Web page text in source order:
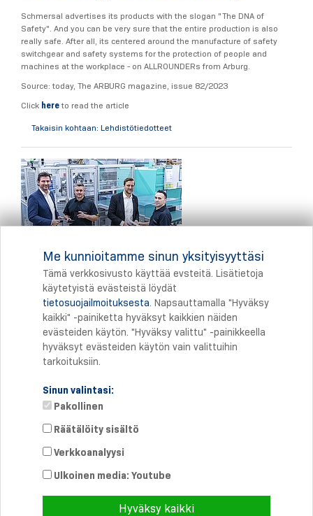
Schmersal advertises its products with the slogan "The DNA of
Safety". And you can be very sure that the entire production is also
really safe. After all, its centered around the manufacture of safety
switchgear and safety systems for the protection of people and
machines at the workplace - on ALLROUNDERs from Arburg.
Source: today, The ARBURG magazine, issue 82/2023
Click hereto read the article
Takaisin kohtaan: Lehdistötiedotteet
Tulostus
Suora yhteys
Puhelin: +358 46 8757704
Me kunnioitamme sinun yksityisyyttäsi
Tämä verkkosivusto käyttää evsteitä. Lisätietoja
käytetyistä evästeistä löydät
tietosuojailmoituksesta. Napsauttamalla "Hyväksy
kaikki" -painiketta hyväksyt kaikkien näiden
evästeiden käytön. "Hyväksy valittu" -painikkeella
hyväksyt evästeiden käytön vain valittuihin
tarkoituksiin.
Sinun valintasi:
Pakollinen
Räätälöity sisältö
Verkkoanalyysi
Ulkoinen media: Youtube
Hyväksy kaikki